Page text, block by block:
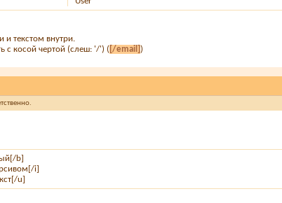
и текстом внутри.
с косой чертой (слеш: '/') ( [/email])
b]
i]
u]